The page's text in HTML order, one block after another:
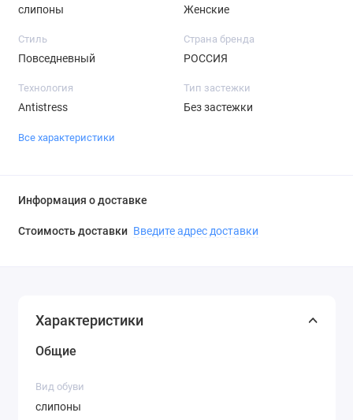
слипоны Женские
Стиль
Повседневный
Страна бренда
РОССИЯ
Технология
Antistress
Тип застежки
Без застежки
Все характеристики
Информация о доставке
Стоимость доставки Введите адрес доставки
Характеристики
Общие
Вид обуви
слипоны